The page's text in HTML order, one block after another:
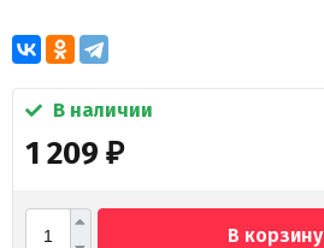
В наличии
1 209 ₽
В корзину